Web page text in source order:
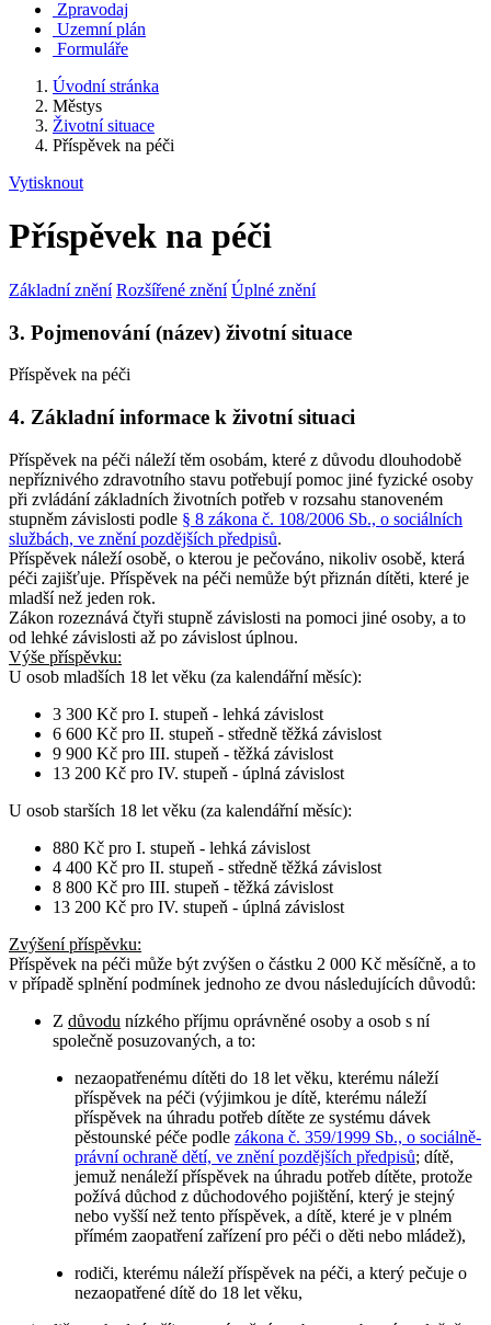
Zpravodaj
Uzemní plán
Formuláře
Úvodní stránka
Městys
Životní situace
Příspěvek na péči
Vytisknout
Příspěvek na péči
Základní znění Rozšířené znění Úplné znění
3. Pojmenování (název) životní situace
Příspěvek na péči
4. Základní informace k životní situaci
Příspěvek na péči náleží těm osobám, které z důvodu dlouhodobě
nepříznivého zdravotního stavu potřebují pomoc jiné fyzické osoby
při zvládání základních životních potřeb v rozsahu stanoveném
stupněm závislosti podle § 8 zákona č. 108/2006 Sb., o sociálních
službách, ve znění pozdějších předpisů.
Příspěvek náleží osobě, o kterou je pečováno, nikoliv osobě, která
péči zajišťuje. Příspěvek na péči nemůže být přiznán dítěti, které je
mladší než jeden rok.
Zákon rozeznává čtyři stupně závislosti na pomoci jiné osoby, a to
od lehké závislosti až po závislost úplnou.
Výše příspěvku:
U osob mladších 18 let věku (za kalendářní měsíc):
3 300 Kč pro I. stupeň - lehká závislost
6 600 Kč pro II. stupeň - středně těžká závislost
9 900 Kč pro III. stupeň - těžká závislost
13 200 Kč pro IV. stupeň - úplná závislost
U osob starších 18 let věku (za kalendářní měsíc):
880 Kč pro I. stupeň - lehká závislost
4 400 Kč pro II. stupeň - středně těžká závislost
8 800 Kč pro III. stupeň - těžká závislost
13 200 Kč pro IV. stupeň - úplná závislost
Zvýšení příspěvku:
Příspěvek na péči může být zvýšen o částku 2 000 Kč měsíčně, a to
v případě splnění podmínek jednoho ze dvou následujících důvodů:
Z důvodu nízkého příjmu oprávněné osoby a osob s ní
společně posuzovaných, a to:
nezaopatřenému dítěti do 18 let věku, kterému náleží
příspěvek na péči (výjimkou je dítě, kterému náleží
příspěvek na úhradu potřeb dítěte ze systému dávek
pěstounské péče podlezákona č. 359/1999 Sb., o sociálně-
právní ochraně dětí, ve znění pozdějších předpisů; dítě,
jemuž nenáleží příspěvek na úhradu potřeb dítěte, protože
požívá důchod z důchodového pojištění, který je stejný
nebo vyšší než tento příspěvek, a dítě, které je v plném
přímém zaopatření zařízení pro péči o děti nebo mládež),
rodiči, kterému náleží příspěvek na péči, a který pečuje o
nezaopatřené dítě do 18 let věku,